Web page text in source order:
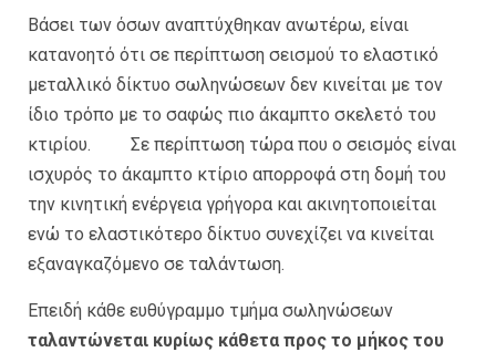
Βάσει των όσων αναπτύχθηκαν ανωτέρω, είναι
κατανοητό ότι σε περίπτωση σεισμού το ελαστικό
μεταλλικό δίκτυο σωληνώσεων δεν κινείται με τον
ίδιο τρόπο με το σαφώς πιο άκαμπτο σκελετό του
κτιρίου. Σε περίπτωση τώρα που ο σεισμός είναι
ισχυρός το άκαμπτο κτίριο απορροφά στη δομή του
την κινητική ενέργεια γρήγορα και ακινητοποιείται
ενώ το ελαστικότερο δίκτυο συνεχίζει να κινείται
εξαναγκαζόμενο σε ταλάντωση.
Επειδή κάθε ευθύγραμμο τμήμα σωληνώσεων
ταλαντώνεται κυρίως κάθετα προς το μήκος του